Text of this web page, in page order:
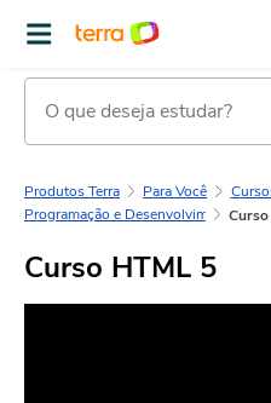
Produtos Terra Para Você
Programação e Desenvolvimento
Curso HTML 5